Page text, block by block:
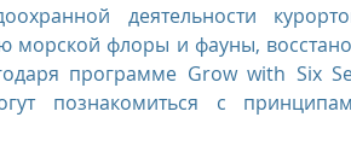
деятельности
морской флоры и фауны,
программе Grow with Six
познакомиться с